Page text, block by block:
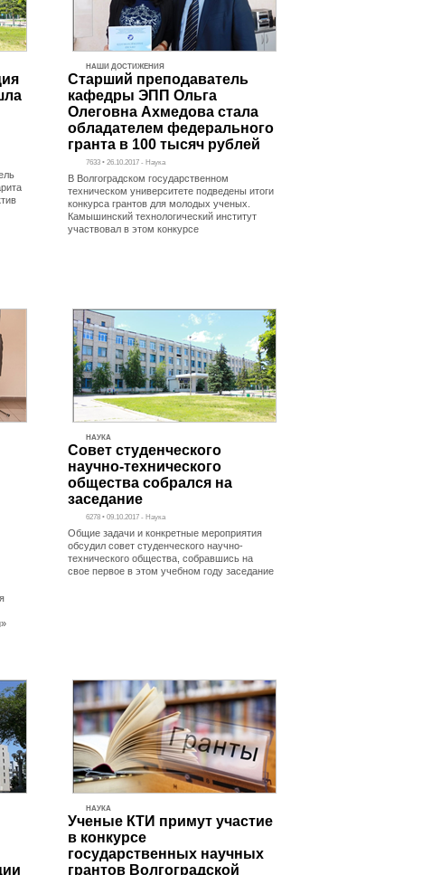
НАШИ ДОСТИЖЕНИЯ
Старший преподаватель
кафедры ЭПП Ольга
Олеговна Ахмедова стала
обладателем федерального
гранта в 100 тысяч рублей
7633 • 26.10.2017 - Наука
В Волгоградском государственном
техническом университете подведены итоги
конкурса грантов для молодых ученых.
Камышинский технологический институт
участвовал в этом конкурсе
НАУКА
Совет студенческого
научно-технического
общества собрался на
заседание
6278 • 09.10.2017 - Наука
Общие задачи и конкретные мероприятия
обсудил совет студенческого научно-
технического общества, собравшись на
свое первое в этом учебном году заседание
НАУКА
Ученые КТИ примут участие
в конкурсе
государственных научных
грантов Волгоградской